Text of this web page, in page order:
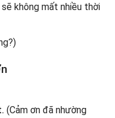
không mất nhiều thời
(Cảm ơn đã nhường